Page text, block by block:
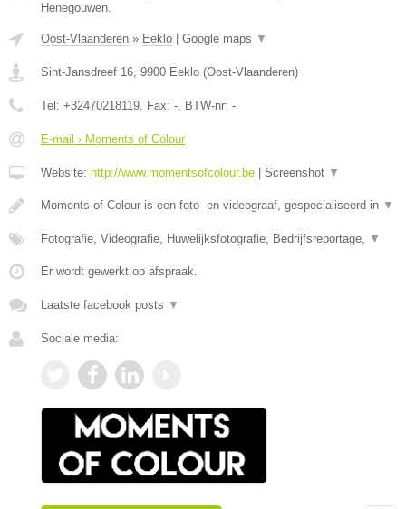
Henegouwen.
Oost-Vlaanderen » Eeklo Google maps ▼
Sint-Jansdreef 16, 9900 Eeklo (Oost-Vlaanderen)
Tel: +32470218119, Fax: -, BTW-nr: -
E-mail › Moments of Colour
Website: http://www.momentsofcolour.be Screenshot ▼
Moments of Colour is een foto -en videograaf, gespecialiseerd in ▼
Fotografie, Videografie, Huwelijksfotografie, Bedrijfsreportage, ▼
Er wordt gewerkt op afspraak.
Laatste facebook posts ▼
Sociale media: